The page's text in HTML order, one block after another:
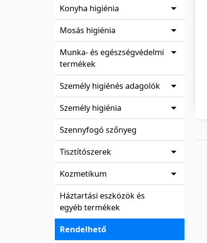
Konyha higiénia
Mosás higiénia
Munka- és egészségvédelmi
termékek
Személy higiénés adagolók
Személy higiénia
Szennyfogó szőnyeg
Tisztítószerek
Kozmetikum
Háztartási eszközök és
egyéb termékek
Rendelhető